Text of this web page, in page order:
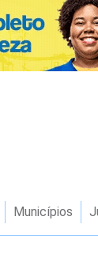
Municípios